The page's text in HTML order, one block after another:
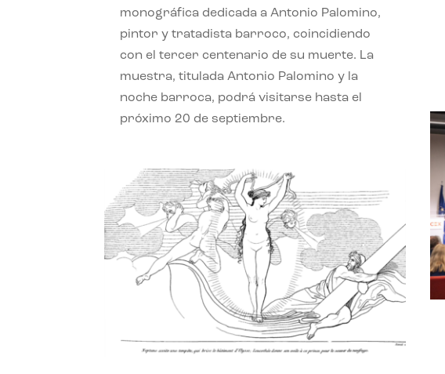
monográfica dedicada a Antonio Palomino,
pintor y tratadista barroco, coincidiendo
con el tercer centenario de su muerte. La
muestra, titulada Antonio Palomino y la
noche barroca, podrá visitarse hasta el
próximo 20 de septiembre.